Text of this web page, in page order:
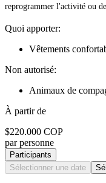
reprogrammer l'activité ou
Quoi apporter:
Vêtements
Non autorisé:
Animaux de
À partir de
$220.000 COP
par personne
Participants
Sélectionner une date